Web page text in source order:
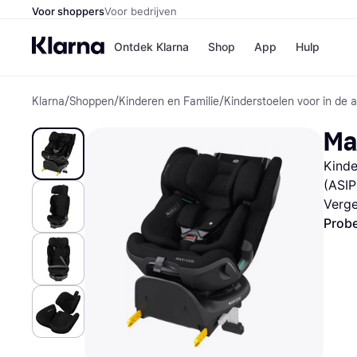
Voor shoppersVoor bedrijven
Ontdek Klarna Shop
Winkels
Bol
H&M
App Hulp
Klarna/Shoppen/Kinderen en Familie/Kinderstoelen voor in de